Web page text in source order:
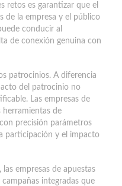
retos es garantizar que el
de la empresa y el público
conducir al
de conexión genuina con
patrocinios. A diferencia
del patrocinio no
Las empresas de
herramientas de
precisión parámetros
participación y el impacto
empresas de apuestas
integradas que